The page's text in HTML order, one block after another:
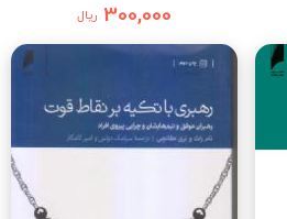
300,000 ریال